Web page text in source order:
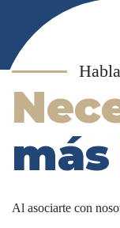
Al asociarte con